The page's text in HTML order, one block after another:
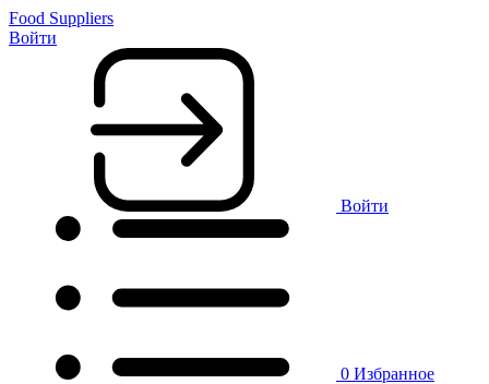
Food Suppliers
Войти
Войти
0 Избранное